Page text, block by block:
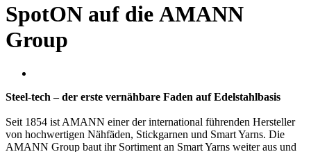
SpotON auf die AMANN
Group
Steel-tech – der erste vernähbare Faden auf Edelstahlbasis
Seit 1854 ist AMANN einer der international führenden Hersteller
von hochwertigen Nähfäden, Stickgarnen und Smart Yarns. Die
AMANN Group baut ihr Sortiment an Smart Yarns weiter aus und